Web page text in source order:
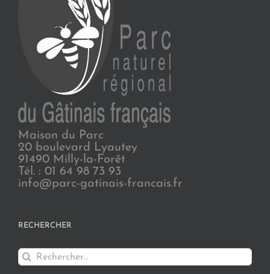
Maison du Parc
20 boulevard Lyautey
91490 Milly-la-Forêt
Tél. : 01 64 98 73 93
info@parc-gatinais-francais.fr
RECHERCHER
Rechercher: